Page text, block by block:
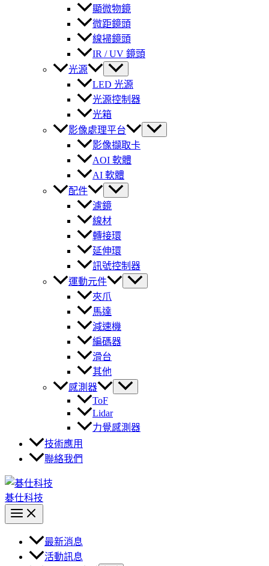
顯微物鏡
微距鏡頭
線掃鏡頭
IR / UV 鏡頭
光源
LED 光源
光源控制器
光箱
影像處理平台
影像擷取卡
AOI 軟體
AI 軟體
配件
濾鏡
線材
轉接環
延伸環
訊號控制器
運動元件
夾爪
馬達
減速機
編碼器
滑台
其他
感測器
ToF
Lidar
力覺感測器
技術應用
聯絡我們
碁仕科技
最新消息
活動訊息